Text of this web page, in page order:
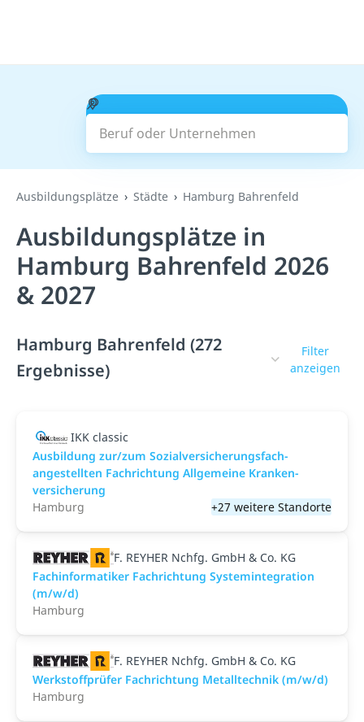
Beruf oder Unternehmen
Suchen
Ausbildungsplätze Städte Hamburg Bahrenfeld
Ausbildungsplätze in
Hamburg Bahrenfeld 2026
& 2027
Hamburg Bahrenfeld (272
Ergebnisse)
Filter
anzeigen
IKK classic
Aus­bild­ung zur/zum Sozial­versicher­ungs­fach­
angestellten­ Fach­richtung All­gemeine Kranken­
versicher­ung
Hamburg
+27 weitere Standorte
F. REYHER Nchfg. GmbH & Co. KG
Fachinformatiker Fachrichtung Systemintegration
(m/w/d)
Hamburg
F. REYHER Nchfg. GmbH & Co. KG
Werkstoffprüfer Fachrichtung Metalltechnik (m/w/d)
Hamburg